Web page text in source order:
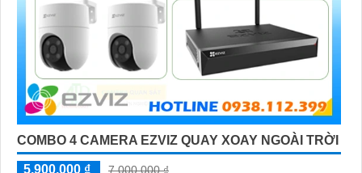
COMBO 4 CAMERA EZVIZ QUAY XOAY NGOÀI TRỜI
5,900,000 ₫
7,000,000 ₫